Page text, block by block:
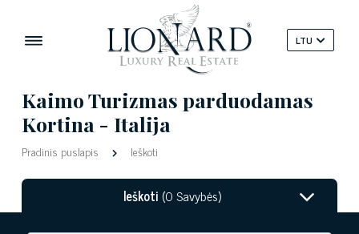
LTU
Kaimo Turizmas parduodamas
Kortina - Italija
Pradinis puslapis Ieškoti
Ieškoti (0 Savybės)